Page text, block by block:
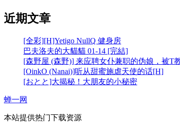
近期文章
[全彩][H]Yetigo NullQ 健身房
巴夫洛夫的大貓貓 01-14 [完結]
[森野屋 (森野)] 来应聘女仆兼职的伪娘，被T
[OinkO (Nanai)]听从甜蜜施虐天使的话[H]
[おとと]大揭秘！大朋友的小秘密
蝉一网
本站提供热门下载资源